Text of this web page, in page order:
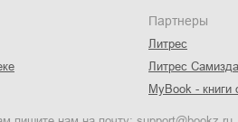
Партнеры
Литрес
Литрес
MyBook - книги